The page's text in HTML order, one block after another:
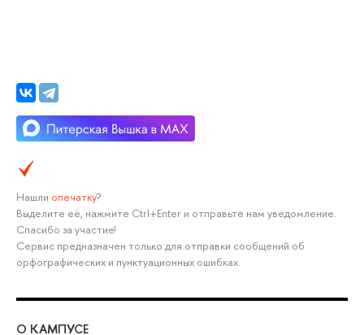
Нашли опечатку?
Выделите её, нажмите Ctrl+Enter и отправьте нам уведомление.
Спасибо за участие!
Сервис предназначен только для отправки сообщений об
орфографических и пунктуационных ошибках.
О КАМПУСЕ